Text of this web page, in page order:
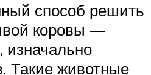
способ решить
коровы —
изначально
Такие животные